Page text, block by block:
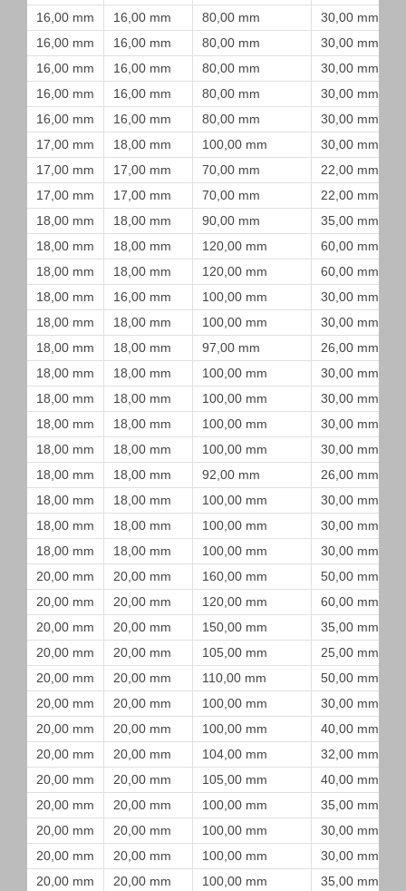
16,00 mm
16,00 mm 80,00 mm
30,00 mm
16,00 mm
16,00 mm 80,00 mm
30,00 mm
16,00 mm
16,00 mm 80,00 mm
30,00 mm
16,00 mm
16,00 mm 80,00 mm
30,00 mm
16,00 mm
16,00 mm 80,00 mm
30,00 mm
17,00 mm
18,00 mm 100,00 mm
30,00 mm
17,00 mm
17,00 mm 70,00 mm
22,00 mm
17,00 mm
17,00 mm 70,00 mm
22,00 mm
18,00 mm
18,00 mm 90,00 mm
35,00 mm
18,00 mm
18,00 mm 120,00 mm
60,00 mm
18,00 mm
18,00 mm 120,00 mm
60,00 mm
18,00 mm
16,00 mm 100,00 mm
30,00 mm
18,00 mm
18,00 mm 100,00 mm
30,00 mm
18,00 mm
18,00 mm 97,00 mm
26,00 mm
18,00 mm
18,00 mm 100,00 mm
30,00 mm
18,00 mm
18,00 mm 100,00 mm
30,00 mm
18,00 mm
18,00 mm 100,00 mm
30,00 mm
18,00 mm
18,00 mm 100,00 mm
30,00 mm
18,00 mm
18,00 mm 92,00 mm
26,00 mm
18,00 mm
18,00 mm 100,00 mm
30,00 mm
18,00 mm
18,00 mm 100,00 mm
30,00 mm
18,00 mm
18,00 mm 100,00 mm
30,00 mm
20,00 mm
20,00 mm 160,00 mm
50,00 mm
20,00 mm
20,00 mm 120,00 mm
60,00 mm
20,00 mm
20,00 mm 150,00 mm
35,00 mm
20,00 mm
20,00 mm 105,00 mm
25,00 mm
20,00 mm
20,00 mm 110,00 mm
50,00 mm
20,00 mm
20,00 mm 100,00 mm
30,00 mm
20,00 mm
20,00 mm 100,00 mm
40,00 mm
20,00 mm
20,00 mm 104,00 mm
32,00 mm
20,00 mm
20,00 mm 105,00 mm
40,00 mm
20,00 mm
20,00 mm 100,00 mm
35,00 mm
20,00 mm
20,00 mm 100,00 mm
30,00 mm
20,00 mm
20,00 mm 100,00 mm
30,00 mm
20,00 mm
20,00 mm 100,00 mm
35,00 mm